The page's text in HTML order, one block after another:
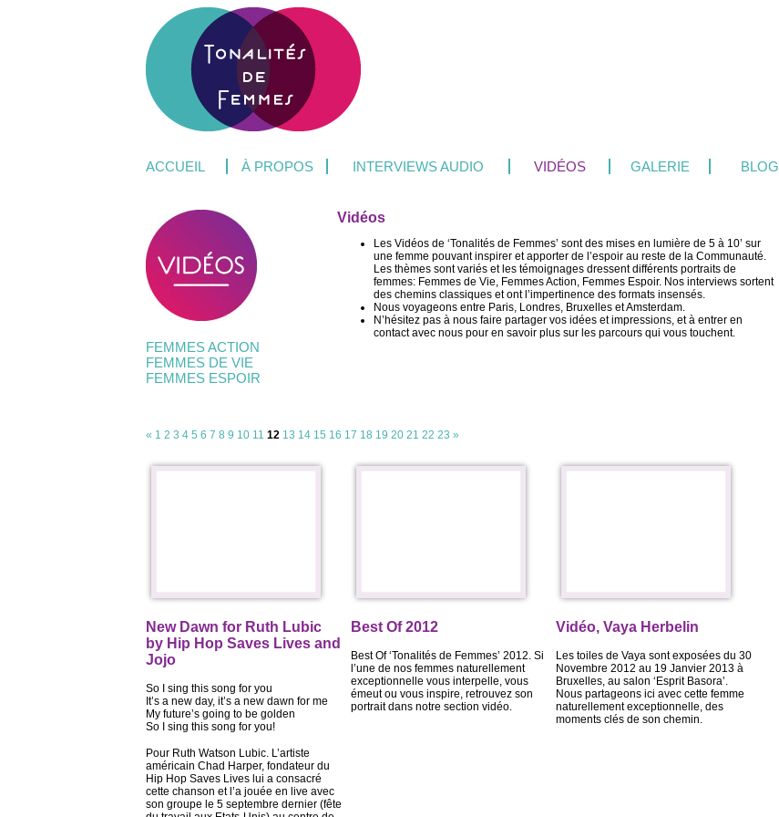
ACCUEIL À PROPOS INTERVIEWS AUDIO VIDÉOS GALERIE BLOG
FEMMES ACTION
FEMMES DE VIE
FEMMES ESPOIR
Vidéos
Les Vidéos de ‘Tonalités de Femmes’ sont des mises en lumière de 5 à 10’ sur
une femme pouvant inspirer et apporter de l’espoir au reste de la Communauté.
Les thèmes sont variés et les témoignages dressent différents portraits de
femmes: Femmes de Vie, Femmes Action, Femmes Espoir. Nos interviews sortent
des chemins classiques et ont l’impertinence des formats insensés.
Nous voyageons entre Paris, Londres, Bruxelles et Amsterdam.
N’hésitez pas à nous faire partager vos idées et impressions, et à entrer en
contact avec nous pour en savoir plus sur les parcours qui vous touchent.
« 1 2 3 4 5 6 7 8 9 10 11 12 13 14 15 16 17 18 19 20 21 22 23 »
New Dawn for Ruth Lubic
by Hip Hop Saves Lives and
Jojo
So I sing this song for you
It’s a new day, it’s a new dawn for me
My future’s going to be golden
So I sing this song for you!
Pour Ruth Watson Lubic. L’artiste
américain Chad Harper, fondateur du
Hip Hop Saves Lives lui a consacré
cette chanson et l’a jouée en live avec
son groupe le 5 septembre dernier (fête
Best Of 2012
Best Of ‘Tonalités de Femmes’ 2012. Si
l’une de nos femmes naturellement
exceptionnelle vous interpelle, vous
émeut ou vous inspire, retrouvez son
portrait dans notre section vidéo.
Vidéo, Vaya Herbelin
Les toiles de Vaya sont exposées du 30
Novembre 2012 au 19 Janvier 2013 à
Bruxelles, au salon ‘Esprit Basora’.
Nous partageons ici avec cette femme
naturellement exceptionnelle, des
moments clés de son chemin.